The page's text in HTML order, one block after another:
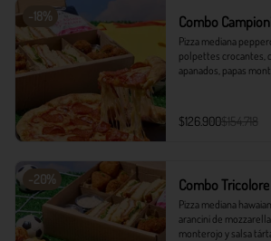
-18% Combo
Pizza mediana
polpettes crocantes,
apanados, papas
$126.900$154.718
-20% Combo Tricolore
Pizza mediana
arancini de
monterojo y salsa